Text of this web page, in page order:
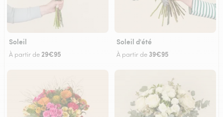
Soleil
À partir de 29€95
Soleil d'été
À partir de 39€95